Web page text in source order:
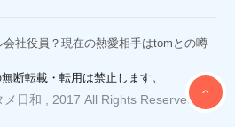
社役員？現在の熱愛相手はtomとの噂
断転載・転用は禁止します。
日和 , 2017 All Rights Reserved.